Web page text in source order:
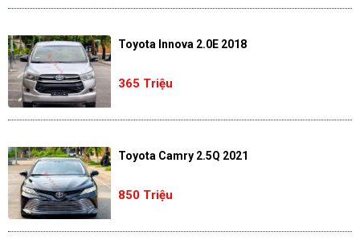
Toyota Innova 2.0E 2018
365 Triệu
Toyota Camry 2.5Q 2021
850 Triệu